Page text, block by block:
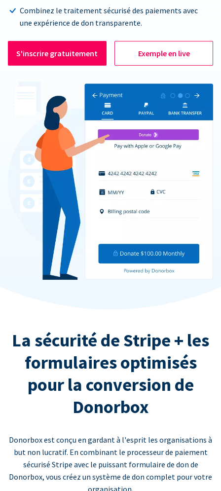
Combinez le traitement sécurisé des paiements avec
une expérience de don transparente.
S'inscrire gratuitement Exemple en live
La sécurité de Stripe + les
formulaires optimisés
pour la conversion de
Donorbox
Donorbox est conçu en gardant à l'esprit les organisations à
but non lucratif. En combinant le processeur de paiement
sécurisé Stripe avec le puissant formulaire de don de
Donorbox, vous créez un système de don complet pour votre